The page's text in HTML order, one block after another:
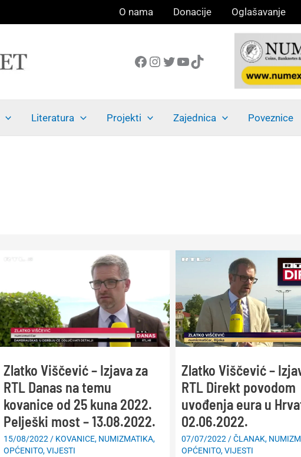
O nama Donacije Oglašavanje
Facebook
Instagram
Twitter
YouTube
TikTok
Literatura Projekti Zajednica Poveznice
Zlatko Viščević – Izjava za
RTL Danas na temu
kovanice od 25 kuna 2022.
Pelješki most – 13.08.2022.
15/08/2022 / KOVANICE, NUMIZMATIKA,
OPĆENITO,VIJESTI
Zlatko Viščević –
RTL Direkt povodom
uvođenja eura u
02.06.2022.
07/07/2022 /ČLANAK,
OPĆENITO,VIJESTI